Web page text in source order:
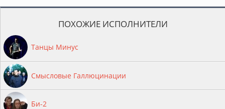
ПОХОЖИЕ ИСПОЛНИТЕЛИ
Танцы Минус
Смысловые Галлюцинации
Би-2